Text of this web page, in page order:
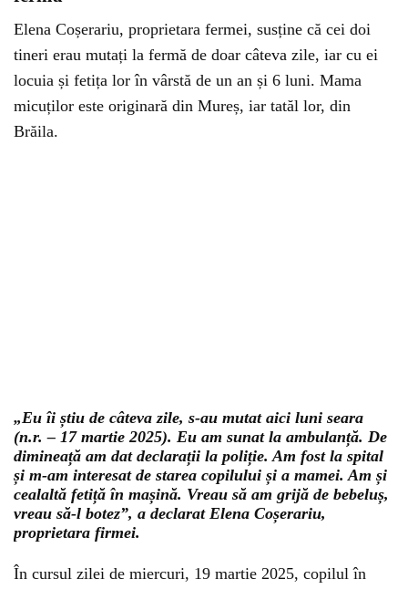
Elena Coșerariu, proprietara fermei, susține că cei doi
tineri erau mutați la fermă de doar câteva zile, iar cu ei
locuia și fetița lor în vârstă de un an și 6 luni. Mama
micuților este originară din Mureș, iar tatăl lor, din
Brăila.
„Eu îi știu de câteva zile, s-au mutat aici luni seara
(n.r. – 17 martie 2025). Eu am sunat la ambulanță. De
dimineață am dat declarații la poliție. Am fost la spital
și m-am interesat de starea copilului și a mamei. Am și
cealaltă fetiță în mașină. Vreau să am grijă de bebeluș,
vreau să-l botez”, a declarat Elena Coșerariu,
proprietara firmei.
În cursul zilei de miercuri, 19 martie 2025, copilul în